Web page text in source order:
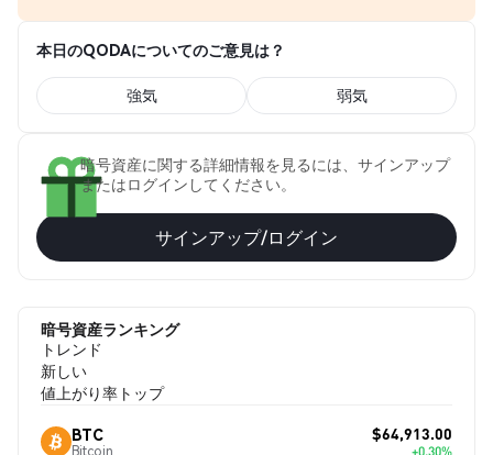
本日のQODAについてのご意見は？
強気 弱気
暗号資産に関する詳細情報を見るには、サインアップ
またはログインしてください。
サインアップ/ログイン
暗号資産ランキング
トレンド
新しい
値上がり率トップ
BTC
Bitcoin
$64,913.00
+0.30%